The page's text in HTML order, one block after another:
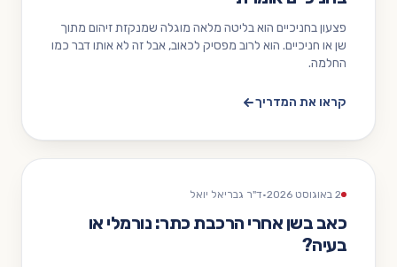
פצעון בחניכיים הוא בליטה מלאה מוגלה שמנקזת זיהום מתוך
שן או חניכיים. הוא לרוב מפסיק לכאוב, אבל זה לא אותו דבר כמו
החלמה.
קראו את המדריך
2 באוגוסט 2026 ·ד"ר גבריאל יואל
כאב בשן אחרי הרכבת כתר: נורמלי או
בעיה?